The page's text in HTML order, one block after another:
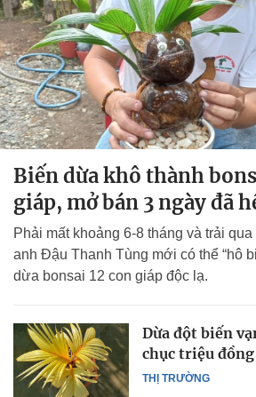
Biến dừa khô thành
giáp, mở bán 3 ngày đã
Phải mất khoảng 6-8 tháng và trải
anh Đậu Thanh Tùng mới có thể “hô
dừa bonsai 12 con giáp độc lạ.
THỊ TRƯỜNG
Dừa đột biến
chục triệu